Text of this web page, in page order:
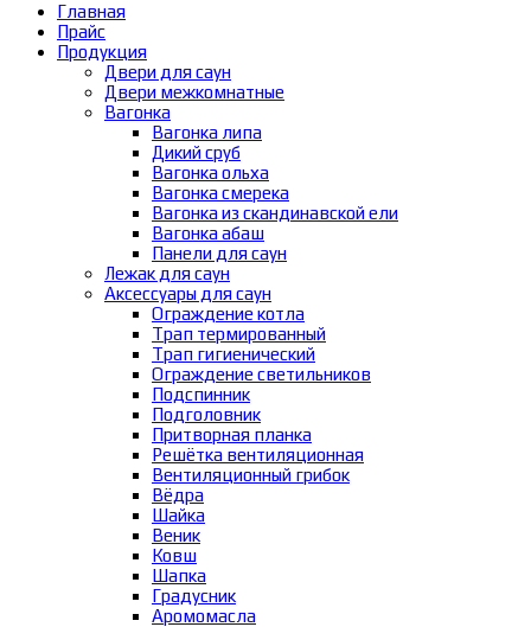
Главная
Прайс
Продукция
Двери для саун
Двери межкомнатные
Вагонка
Вагонка липа
Дикий сруб
Вагонка ольха
Вагонка смерека
Вагонка из скандинавской ели
Вагонка абаш
Панели для саун
Лежак для саун
Аксессуары для саун
Ограждение котла
Трап термированный
Трап гигиенический
Ограждение светильников
Подспинник
Подголовник
Притворная планка
Решётка вентиляционная
Вентиляционный грибок
Вёдра
Шайка
Веник
Ковш
Шапка
Градусник
Аромомасла